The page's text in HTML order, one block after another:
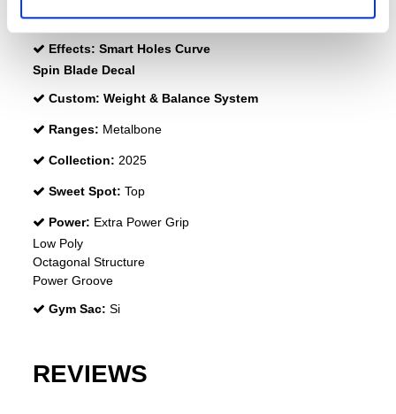
Durability : Structural Reinforcement
Effects: Smart Holes Curve
Spin Blade Decal
Custom: Weight & Balance System
Ranges: Metalbone
Collection: 2025
Sweet Spot: Top
Power: Extra Power Grip
Low Poly
Octagonal Structure
Power Groove
Gym Sac: Si
REVIEWS